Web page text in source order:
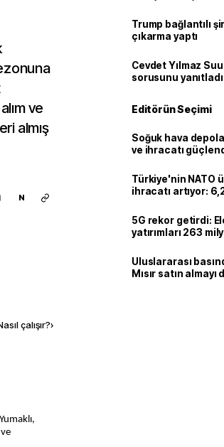
ve
almış
N
çalışır?›
Trump bağlantılı
çıkarma yaptı
Cevdet Yılmaz
sorusunu yanıtladı
Editörün Seçimi
Soğuk hava
ve ihracatı
Türkiye'nin NATO
ihracatı artıyor:
5G rekor getirdi:
yatırımları 263
Uluslararası
Mısır satın